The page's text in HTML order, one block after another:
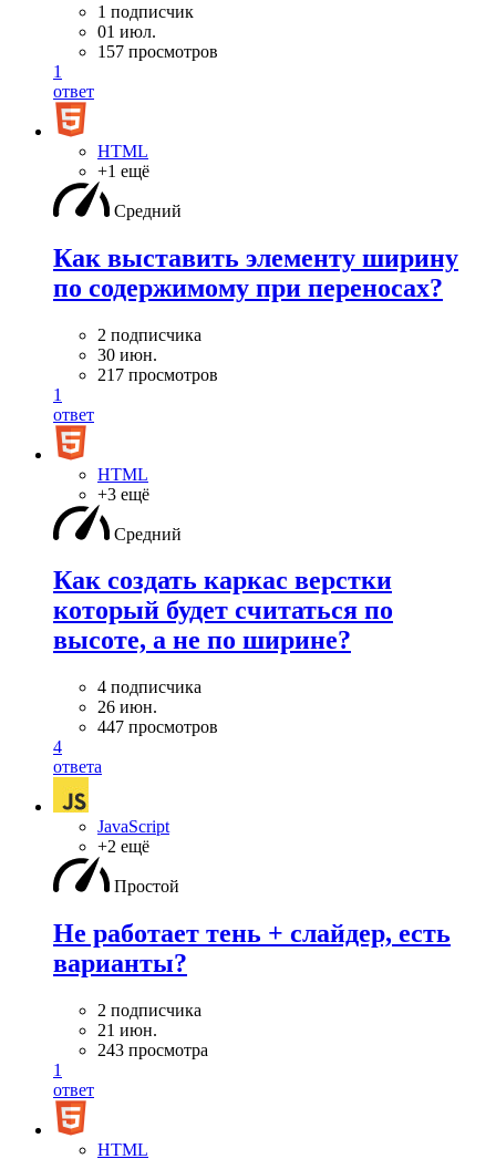
1 подписчик
01 июл.
157 просмотров
1
ответ
HTML
+1 ещё
Средний
Как выставить элементу ширину
по содержимому при переносах?
2 подписчика
30 июн.
217 просмотров
1
ответ
HTML
+3 ещё
Средний
Как создать каркас верстки
который будет считаться по
высоте, а не по ширине?
4 подписчика
26 июн.
447 просмотров
4
ответа
JavaScript
+2 ещё
Простой
Не работает тень + слайдер, есть
варианты?
2 подписчика
21 июн.
243 просмотра
1
ответ
HTML